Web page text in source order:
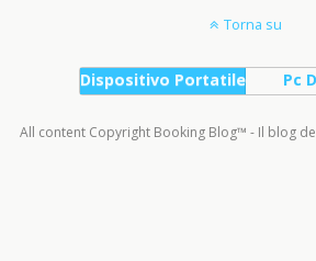
Torna su
Dispositivo Portatile Pc
All content Copyright Booking Blog™ - Il blog